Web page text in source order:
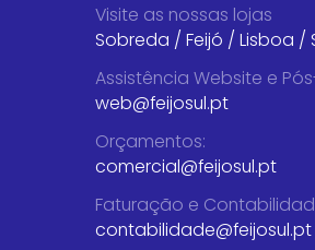
Visite as nossas lojas
Sobreda / Feijó / Lisboa /
Assistência Website e
web@feijosul.pt
Orçamentos:
comercial@feijosul.pt
Faturação e
contabilidade@feijosul.pt